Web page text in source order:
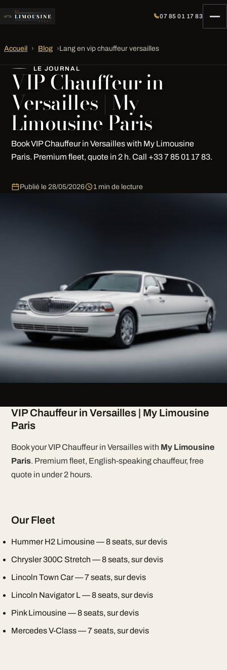
07 85 01 17 83
Accueil › Blog ›Lang en vip chauffeur versailles
LE JOURNAL
VIP Chauffeur in
Versailles | My
Limousine Paris
Book VIP Chauffeur in Versailles with My Limousine
Paris. Premium fleet, quote in 2 h. Call +33 7 85 01 17 83.
Publié le 28/05/2026 1 min de lecture
VIP Chauffeur in Versailles | My Limousine
Paris
Book your VIP Chauffeur in Versailles with My Limousine
Paris. Premium fleet, English-speaking chauffeur, free
quote in under 2 hours.
Our Fleet
Hummer H2 Limousine — 8 seats, sur devis
Chrysler 300C Stretch — 8 seats, sur devis
Lincoln Town Car — 7 seats, sur devis
Lincoln Navigator L — 8 seats, sur devis
Pink Limousine — 8 seats, sur devis
Mercedes V-Class — 7 seats, sur devis